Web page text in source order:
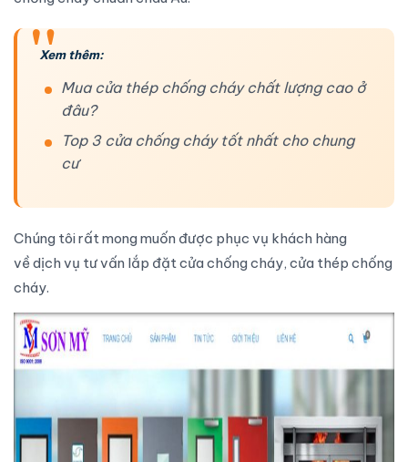
Xem thêm:
Mua cửa thép chống cháy chất lượng cao ở
đâu?
Top 3 cửa chống cháy tốt nhất cho chung
cư
Chúng tôi rất mong muốn được phục vụ khách hàng
về dịch vụ tư vấn lắp đặtcửa chống cháy, cửa thép chống
cháy.